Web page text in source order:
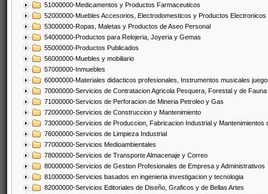
51000000-Medicamentos y Productos Farmaceuticos
52000000-Muebles Accesorios, Electrodomesticos y Productos Electronicos
53000000-Ropas, Maletas y Productos de Aseo Personal
54000000-Productos para Relojeria, Joyeria y Gemas
55000000-Productos Publicados
56000000-Muebles y mobiliario
57000000-Inmuebles
60000000-Materiales didacticos profesionales, Instrumentos musicales
70000000-Servicios de Contratacion Agricola Pesquera, Forestal y de Fauna
71000000-Servicios de Perforacion de Mineria Petroleo y Gas
72000000-Servicios de Construccion y Mantenimiento
73000000-Servicios de Produccion, Fabricacion Industrial y Mantenimientos
76000000-Servicios de Limpieza Industrial
77000000-Servicios Medioambientales
78000000-Servicios de Transporte Almacenaje y Correo
80000000-Servicios de Gestion Profesionales de Empresa y Administrativos
81000000-Servicios basados en ingenieria investigacion y tecnologia
82000000-Servicios Editoriales de Diseño, Graficos y de Bellas Artes